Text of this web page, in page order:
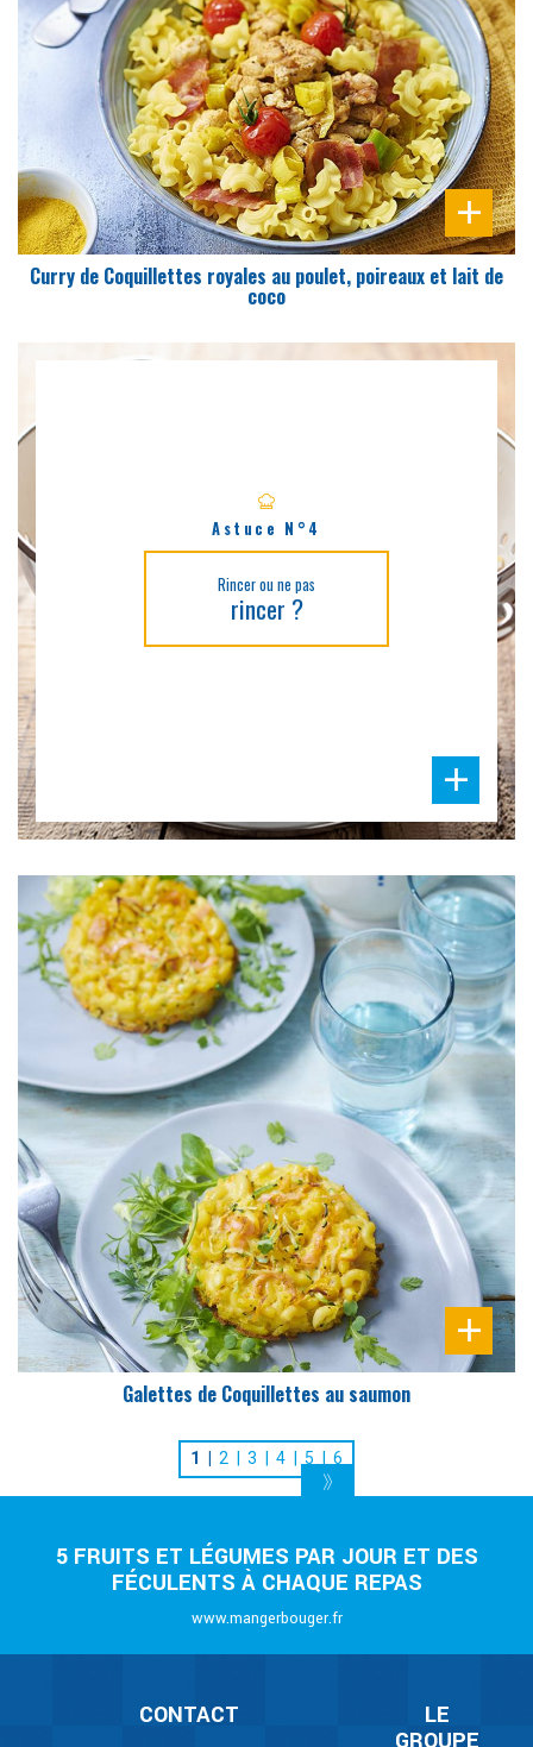
PRÉPARATION
10 Min
Curry de Coquillettes royales au poulet, poireaux et lait de
coco
Astuce N°4
Rincer ou ne pas
rincer ?
DIFFICULTÉ
PRÉPARATION
25 Min
Galettes de Coquillettes au saumon
1 2 3 4 5 6
5 FRUITS ET LÉGUMES PAR JOUR ET DES
FÉCULENTS À CHAQUE REPAS
www.mangerbouger.fr
CONTACT
LE